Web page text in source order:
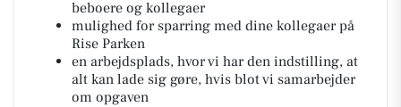
beboere og kollegaer
mulighed for sparring med dine kollegaer på
Rise Parken
en arbejdsplads, hvor vi har den indstilling, at
alt kan lade sig gøre, hvis blot vi samarbejder
om opgaven